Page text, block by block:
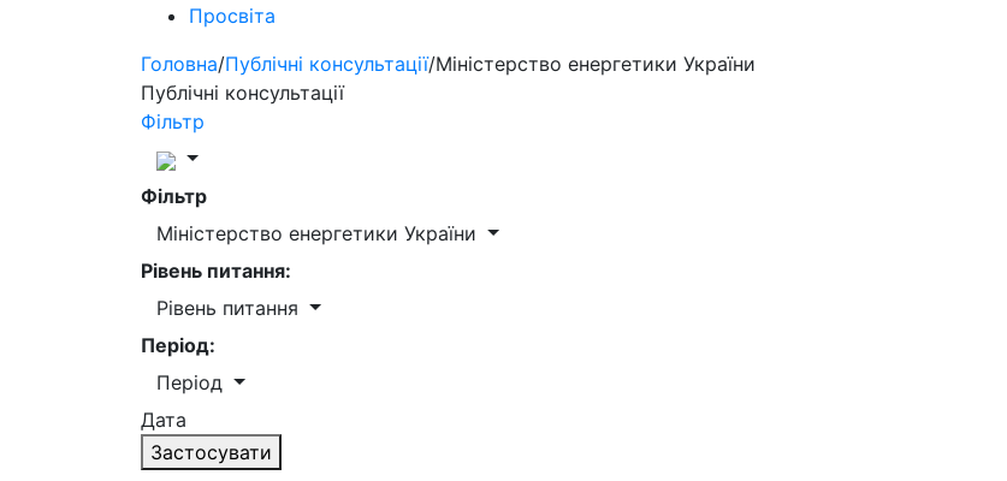
Просвіта
Головна/Публічні консультації/Міністерство енергетики України
Публічні консультації
Фільтр
Фільтр
Міністерство енергетики України
Рівень питання:
Рівень питання
Період:
Період
Дата
Застосувати